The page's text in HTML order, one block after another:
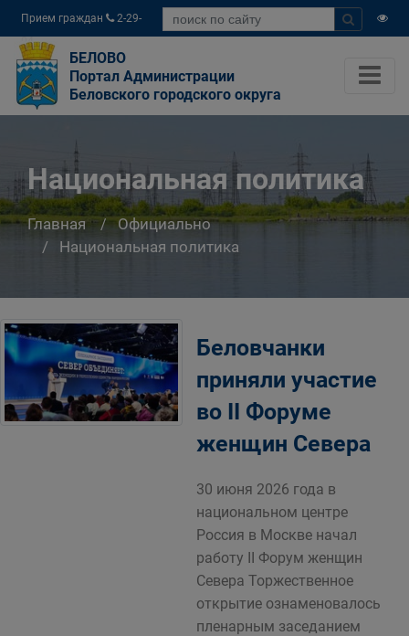
Прием граждан
2-29-
04
БЕЛОВО
Портал Администрации
Беловского городского округа
Национальная политика
Главная
Официально
Национальная политика
Беловчанки
приняли участие
во II Форуме
женщин Севера
30 июня 2026 года в
национальном центре
Россия в Москве начал
работу II Форум женщин
Севера Торжественное
открытие ознаменовалось
пленарным заседанием